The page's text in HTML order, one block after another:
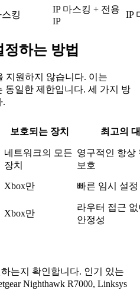
스킹
IP 마스킹 + 전용
IP
IP
하는 방법
지원하지 않습니다. 이는
동일한 제한입니다. 세 가지 방
.
보호되는 장치 최고의
네트워크의 모든
장치
영구적인 항상
보호
Xbox만 빠른 임시 설정
Xbox만
라우터 접근
안정성
는지 확인합니다. 인기 있는
Nighthawk R7000, Linksys